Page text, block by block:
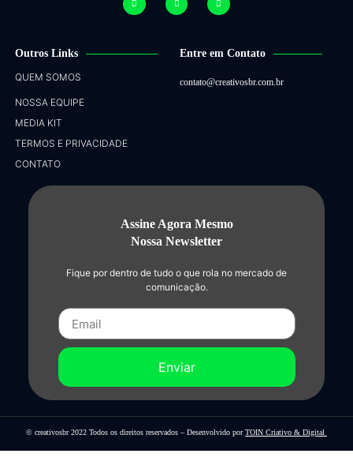
Outros Links
QUEM SOMOS
NOSSA EQUIPE
MEDIA KIT
TERMOS E PRIVACIDADE
CONTATO
Entre em Contato
contato@creativosbr.com.br
Assine Agora Mesmo
Nossa Newsletter
Fique por dentro de tudo o que rola no mercado de
comunicação.
Enviar
© creativosbr 2022 Todos os direitos reservados – Desenvolvido porTOIN Criativo & Digital